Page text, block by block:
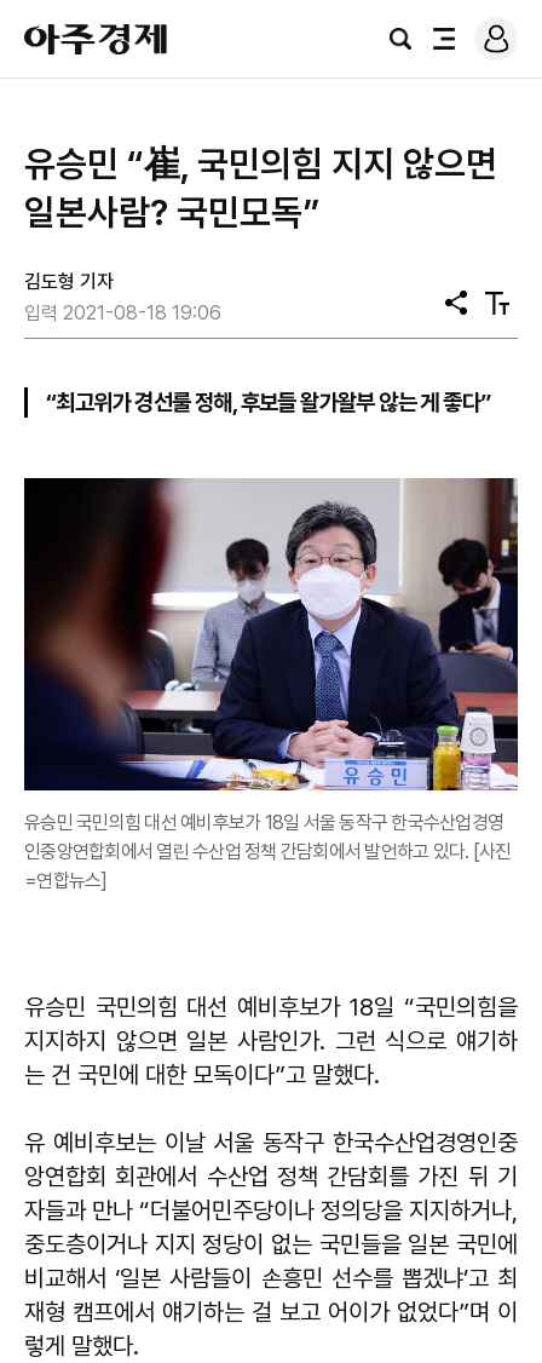
아
주
경
검
전
로
그
유승민 “崔, 국민의힘 지지 않으면
일본사람? 국민모독”
김도형 기자
입력 2021-08-18 19:06
공
유
텍
스
“최고위가 경선룰 정해, 후보들 왈가왈부 않는 게 좋다”
유승민 국민의힘 대선 예비후보가 18일 서울 동작구 한국수산업경영
인중앙연합회에서 열린 수산업 정책 간담회에서 발언하고 있다. [사진
=연합뉴스]
유승민 국민의힘 대선 예비후보가 18일 “국민의힘을
지지하지 않으면 일본 사람인가. 그런 식으로 얘기하
는 건 국민에 대한 모독이다”고 말했다.
유 예비후보는 이날 서울 동작구 한국수산업경영인중
앙연합회 회관에서 수산업 정책 간담회를 가진 뒤 기
자들과 만나 “더불어민주당이나 정의당을 지지하거나,
중도층이거나 지지 정당이 없는 국민들을 일본 국민에
비교해서 ‘일본 사람들이 손흥민 선수를 뽑겠냐’고 최
재형 캠프에서 얘기하는 걸 보고 어이가 없었다”며 이
렇게 말했다.